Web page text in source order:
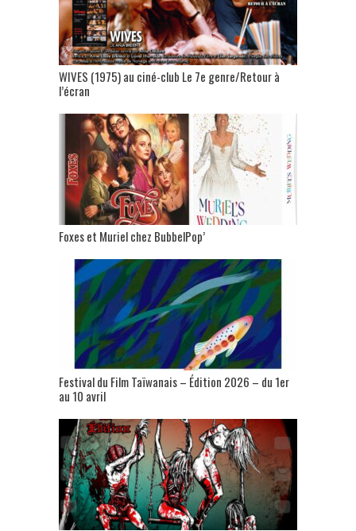
WIVES (1975) au ciné-club Le 7e genre/Retour à
l’écran
Foxes et Muriel chez BubbelPop’
Festival du Film Taïwanais – Édition 2026 – du 1er
au 10 avril